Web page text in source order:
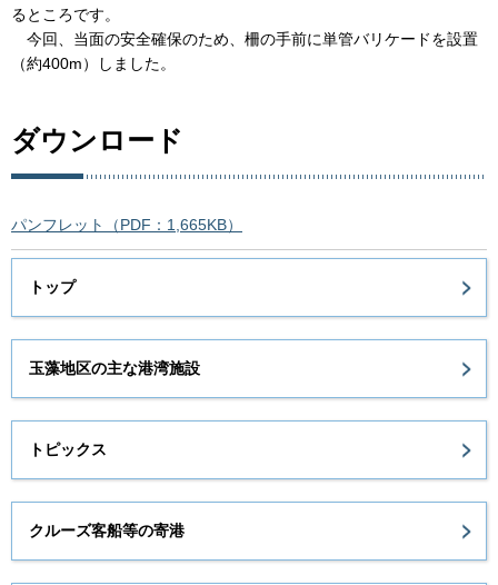
るところです。
今回、当面の安全確保のため、柵の手前に単管バリケードを設置
（約400m）しました。
ダウンロード
パンフレット（PDF：1,665KB）
トップ
玉藻地区の主な港湾施設
トピックス
クルーズ客船等の寄港